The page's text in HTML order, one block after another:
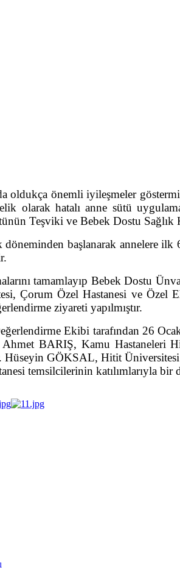
önemli iyileşmeler
olarak hatalı anne sütü
Teşviki ve Bebek Dostu Sağlık
başlanarak annelere ilk 6
tamamlayıp Bebek Dostu
Çorum Özel Hastanesi ve
ziyareti yapılmıştır.
Ekibi tarafından 26
BARIŞ, Kamu Hastaneleri
Hüseyin GÖKSAL, Hitit
temsilcilerinin katılımlarıyla bir